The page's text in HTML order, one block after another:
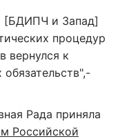
[БДИПЧ и Запад]
процедур
вернулся к
Рада приняла
Российской